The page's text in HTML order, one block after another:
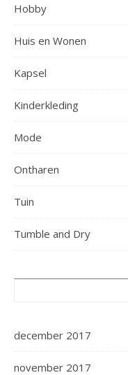
Hobby
Huis en Wonen
Kapsel
Kinderkleding
Mode
Ontharen
Tuin
Tumble and Dry
december 2017
november 2017